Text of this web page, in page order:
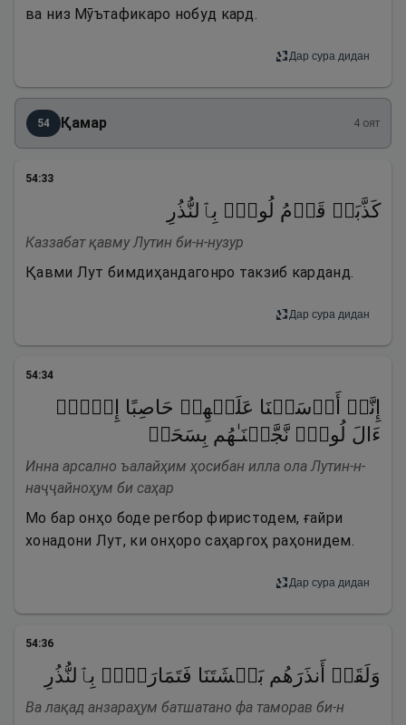
ва низ Мӯътафикаро нобуд кард.
Дар сура дидан
54 Қамар 4 оят
54:33
كَذَّبَتۡ قَوۡمُ لُوطِۭ بِٱلنُّذُرِ
Каззабат қавму Лутин би-н-нузур
Қавми Лут бимдиҳандагонро такзиб карданд.
Дар сура дидан
54:34
إِنَّاۤ أَرۡسَلۡنَا عَلَیۡهِمۡ حَاصِبًا إِلَّاۤ
ءَالَ لُوطࣲۖ نَّجَّیۡنَـٰهُم بِسَحَرࣲ
Инна арсално ъалайҳим ҳосибан илла ола Лутин-н-
наҷҷайноҳум би саҳар
Мо бар онҳо боде регбор фиристодем, ғайри
хонадони Лут, ки онҳоро саҳаргоҳ раҳонидем.
Дар сура дидан
54:36
وَلَقَدۡ أَنذَرَهُم بَطۡشَتَنَا فَتَمَارَوۡا۟ بِٱلنُّذُرِ
Ва лақад анзараҳум батшатано фа таморав би-н